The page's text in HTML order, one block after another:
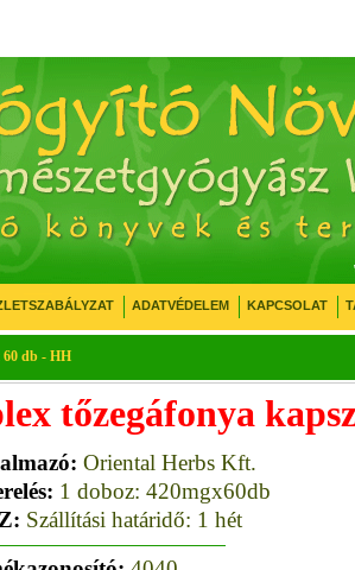
ADATVÉDELEM KAPCSOLAT
60 db - HH
tőzegáfonya
Oriental Herbs Kft.
1 doboz: 420mgx60db
Szállítási határidő: 1 hét